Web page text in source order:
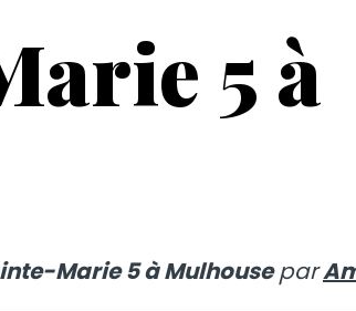
5 à
Marie 5 à Mulhousepar